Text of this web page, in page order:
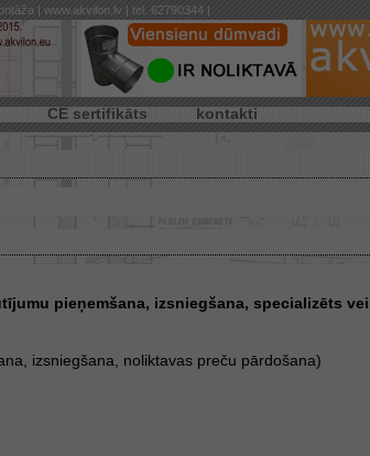
| www.akvilon.lv | tel. 62790344 |
CE sertifikāts
kontakti
pieņemšana, izsniegšana, specializēts
izsniegšana, noliktavas preču pārdošana)